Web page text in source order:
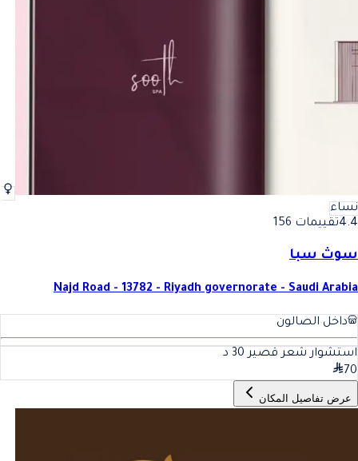
نساء
4.4تقييمات 156
سوث سبا
Najd Road - 13782 - Riyadh governorate - Saudi Arabia
داخل الصالون
استشوار شعر قصير 30 د
70
عرض تفاصيل المكان